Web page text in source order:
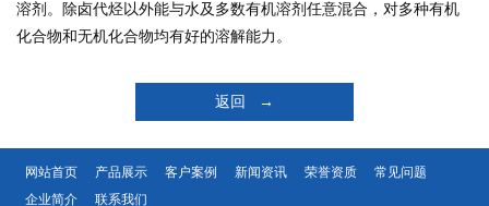
溶剂。除卤代烃以外能与水及多数有机溶剂任意混合，对多种有机
化合物和无机化合物均有好的溶解能力。
返回 →
网站首页 产品展示 客户案例 新闻资讯 荣誉资质
常见问题
企业简介
联系我们